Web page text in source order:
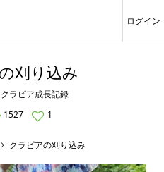
ログイン
刈り込み
クラピア成長記録
1527 1
クラピアの刈り込み